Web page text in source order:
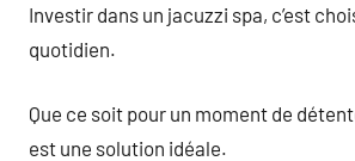
Investir dans un jacuzzi spa, c’est
quotidien.
Que ce soit pour un moment de
est une solution idéale.